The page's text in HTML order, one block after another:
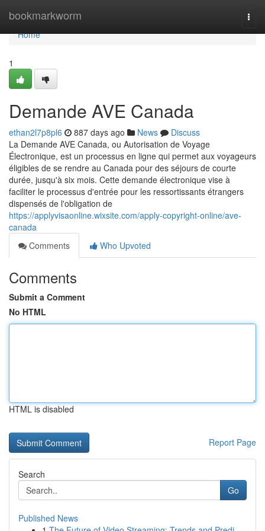
bookmarkworm
Home
Home
1
Demande AVE Canada
ethan2l7p8pl6 887 days ago News
Discuss
La Demande AVE Canada, ou Autorisation de Voyage
Électronique, est un processus en ligne qui permet aux voyageurs
éligibles de se rendre au Canada pour des séjours de courte
durée, jusqu'à six mois. Cette demande électronique vise à
faciliter le processus d'entrée pour les ressortissants étrangers
dispensés de l'obligation de
https://applyvisaonline.wixsite.com/apply-copyright-online/ave-
canada
Comments
Who Upvoted
Comments
Submit a Comment
No HTML
HTML is disabled
Report Page
Search
Go
Published News